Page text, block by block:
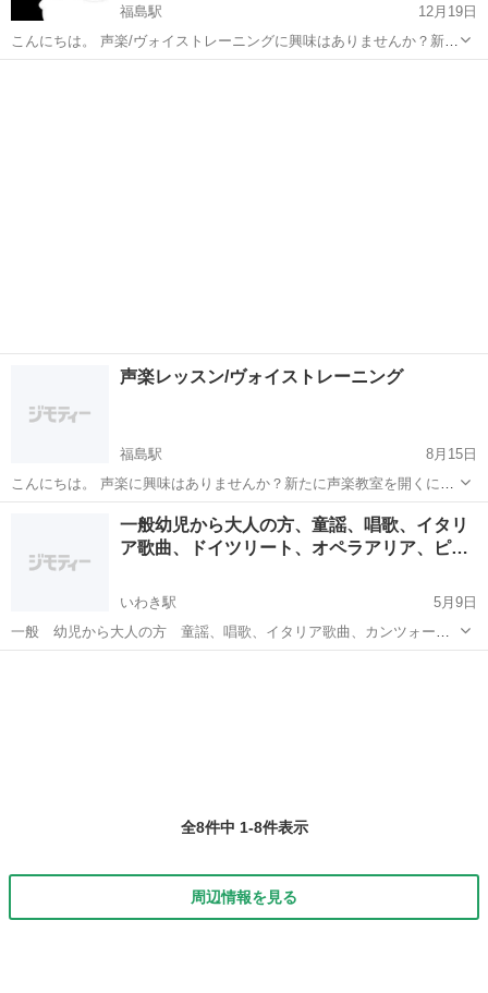
福島駅
12月19日
こんにちは。 声楽/ヴォイストレーニングに興味はありませんか？新た
に声楽教室を開くにあたり生徒を募集致します。 ドイツ歌曲、イタリ
声楽レッスン/ヴォイストレーニング
福島駅
8月15日
こんにちは。 声楽に興味はありませんか？新たに声楽教室を開くにあ
たり生徒を募集致します。 ドイツ歌曲、イタリア歌曲、日本歌曲、オ
ペラ等に興味があり歌ってみたいと思われている方、発声を改善した
い方、初心者の方から経験の...
福島駅 ボーカル 声楽
一般幼児から大人の方、童謡、唱歌、イタリ
ア歌曲、ドイツリート、オペラアリア、ピ…
いわき駅
5月9日
一般 幼児から大人の方 童謡、唱歌、イタリア歌曲、カンツォー
ネ、ドイツリート、オペラアリア 基本から（呼吸法から、発声）歌
全8件中 1-8件表示
周辺情報を見る